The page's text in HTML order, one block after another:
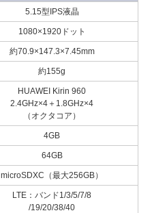
5.15型IPS液晶
1080×1920ドット
約70.9×147.3×7.45mm
約155g
HUAWEI Kirin 960
2.4GHz×4＋1.8GHz×4
（オクタコア）
4GB
64GB
microSDXC（最大256GB）
LTE：バンド1/3/5/7/8
/19/20/38/40